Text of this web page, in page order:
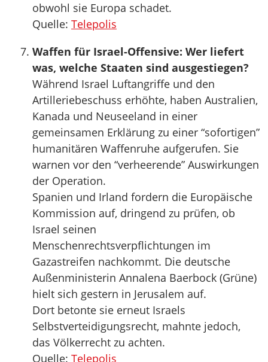
obwohl sie Europa schadet.
Quelle: Telepolis
Waffen für Israel-Offensive: Wer liefert
was, welche Staaten sind ausgestiegen?
Während Israel Luftangriffe und den
Artilleriebeschuss erhöhte, haben Australien,
Kanada und Neuseeland in einer
gemeinsamen Erklärung zu einer “sofortigen”
humanitären Waffenruhe aufgerufen. Sie
warnen vor den “verheerende” Auswirkungen
der Operation.
Spanien und Irland fordern die Europäische
Kommission auf, dringend zu prüfen, ob
Israel seinen
Menschenrechtsverpflichtungen im
Gazastreifen nachkommt. Die deutsche
Außenministerin Annalena Baerbock (Grüne)
hielt sich gestern in Jerusalem auf.
Dort betonte sie erneut Israels
Selbstverteidigungsrecht, mahnte jedoch,
das Völkerrecht zu achten.
Quelle: Telepolis